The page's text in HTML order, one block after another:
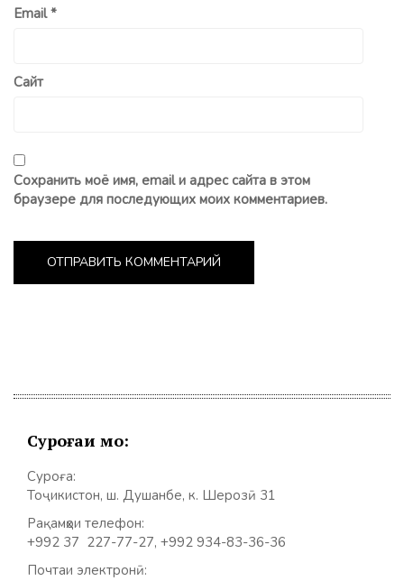
Email*
Сайт
Сохранить моё имя, email и адрес сайта в этом
браузере для последующих моих комментариев.
Суроғаи мо:
Суроға:
Тоҷикистон, ш. Душанбе, к. Шерозӣ 31
Рақамҳои телефон:
+992 37 227-77-27, +992 934-83-36-36
Почтаи электронӣ: